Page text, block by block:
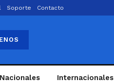
Soporte Contacto
Nacionales Internacionales